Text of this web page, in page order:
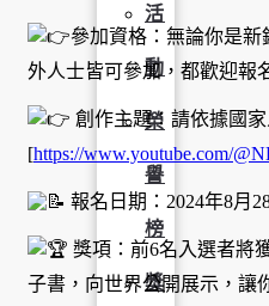
活
動
榮
譽
榜
獎
參加資格：無論你是
外人士皆可參加，都歡迎報
創作主題：請依據國
[https://www.youtube.com/
報名日期：2024年8月
獎項：前6名入選者將
子書，向世界公開展示，讓